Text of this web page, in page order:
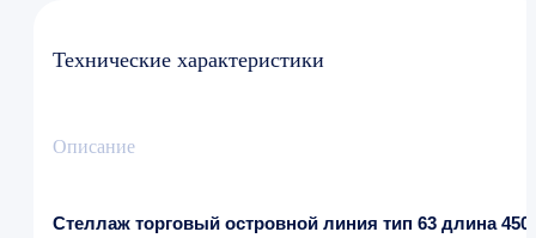
Технические характеристики
Описание
Стеллаж торговый островной линия тип 63 длина 450